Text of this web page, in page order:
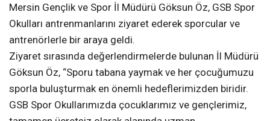
Mersin Gençlik ve Spor İl Müdürü Göksun Öz, GSB Spor
Okulları antrenmanlarını ziyaret ederek sporcular ve
antrenörlerle bir araya geldi.
Ziyaret sırasında değerlendirmelerde bulunan İl Müdürü
Göksun Öz, “Sporu tabana yaymak ve her çocuğumuzu
sporla buluşturmak en önemli hedeflerimizden biridir.
GSB Spor Okullarımızda çocuklarımız ve gençlerimiz,